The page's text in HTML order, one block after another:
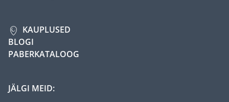
KAUPLUSED
BLOGI
PABERKATALOOG
JÄLGI MEID: